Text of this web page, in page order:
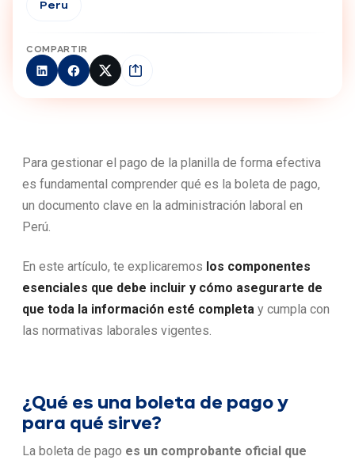
Peru
COMPARTIR
Para gestionar el pago de la planilla de forma efectiva
es fundamental comprender qué es la boleta de pago,
un documento clave en la administración laboral en
Perú.
En este artículo, te explicaremos los componentes
esenciales que debe incluir y cómo asegurarte de
que toda la información esté completa y cumpla con
las normativas laborales vigentes.
¿Qué es una boleta de pago y
para qué sirve?
La boleta de pago es un comprobante oficial que